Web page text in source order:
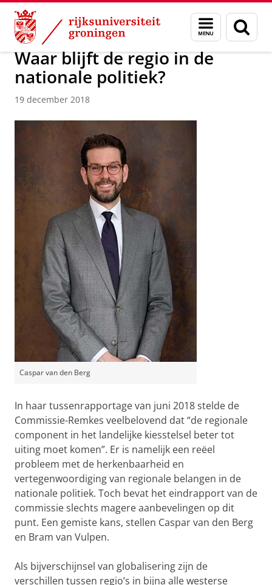
Skip
Content
Skip
Navigation
Menu
en
zoeken
Over ons Actueel Nieuws Nieuwsberichten
Waar blijft de regio in de
nationale politiek?
19 december 2018
Caspar van den Berg
In haar tussenrapportage van juni 2018 stelde de
Commissie-Remkes veelbelovend dat “de regionale
component in het landelijke kiesstelsel beter tot
uiting moet komen”. Er is namelijk een reëel
probleem met de herkenbaarheid en
vertegenwoordiging van regionale belangen in de
nationale politiek. Toch bevat het eindrapport van de
commissie slechts magere aanbevelingen op dit
punt. Een gemiste kans, stellen Caspar van den Berg
en Bram van Vulpen.
Als bijverschijnsel van globalisering zijn de
verschillen tussen regio’s in bijna alle westerse